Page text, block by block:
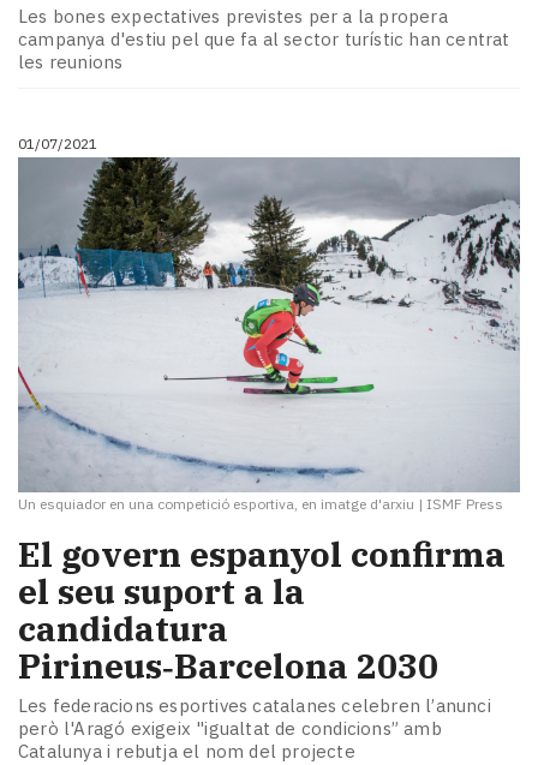
Les bones expectatives previstes per a la propera
campanya d'estiu pel que fa al sector turístic han centrat
les reunions
01/07/2021
Un esquiador en una competició esportiva, en imatge d'arxiu | ISMF Press
El govern espanyol confirma
el seu suport a la
candidatura
Pirineus‑Barcelona 2030
Les federacions esportives catalanes celebren l’anunci
però l'Aragó exigeix "igualtat de condicions” amb
Catalunya i rebutja el nom del projecte